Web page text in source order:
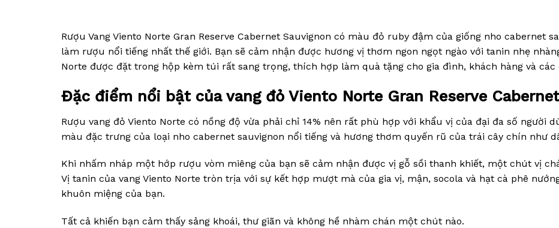
Rượu Vang Viento Norte Gran Reserve Cabernet Sauvignon có màu đỏ ruby đậm của giống nho cabernet
làm rượu nổi tiếng nhất thế giới. Bạn sẽ cảm nhận được hương vị thơm ngon ngọt ngào với tanin nhẹ
Norte được đặt trong hộp kèm túi rất sang trọng, thích hợp làm quà tặng cho gia đình, khách hàng và các
Đặc điểm nổi bật của vang đỏ Viento Norte Gran Reserve
Rượu vang đỏ Viento Norte có nồng độ vừa phải chỉ 14% nên rất phù hợp với khẩu vị của đại đa số người
màu đặc trưng của loại nho cabernet sauvignon nổi tiếng và hương thơm quyến rũ của trái cây chín như
Khi nhấm nháp một hớp rượu vòm miêng của bạn sẽ cảm nhận được vị gỗ sồi thanh khiết, một chút vị
Vị tanin của vang Viento Norte tròn trịa với sự kết hợp mượt mà của gia vị, mận, socola và hạt cà phê
khuôn miệng của bạn.
Tất cả khiến bạn cảm thấy sảng khoái, thư giãn và không hề nhàm chán một chút nào.